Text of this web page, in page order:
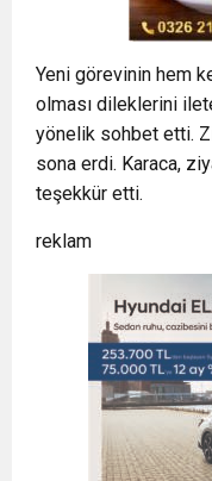
Yeni görevinin hem
olması dileklerini
yönelik sohbet etti.
sona erdi. Karaca,
teşekkür etti.
reklam